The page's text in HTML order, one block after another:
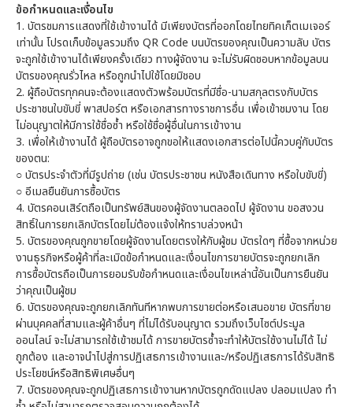
ข้อกำหนดและเงื่อนไข
1. บัตรชมการแสดงที่ใช้เข้างานได้ มีเพียงบัตรที่ออกโดยไทยทิคเก็ตเมเจอร์
เท่านั้น โปรดเก็บข้อมูลรวมถึง QR Code บนบัตรของคุณเป็นความลับ บัตร
จะถูกใช้เข้างานได้เพียงครั้งเดียว ทางผู้จัดงาน จะไม่รับผิดชอบหากข้อมูลบน
บัตรของคุณรั่วไหล หรือถูกนำไปใช้โดยมิชอบ
2. ผู้ถือบัตรทุกคนจะต้องแสดงตัวพร้อมบัตรที่มีชื่อ-นามสกุลตรงกับบัตร
ประชาชนใบขับขี่ พาสปอร์ต หรือเอกสารทางราชการอื่น เพื่อเข้าชมงาน โดย
ไม่อนุญาตให้มีการใช้ชื่อซ้ำ หรือใช้ชื่อผู้อื่นในการเข้างาน
3. เพื่อให้เข้างานได้ ผู้ถือบัตรอาจถูกขอให้แสดงเอกสารต่อไปนี้ควบคู่กับบัตร
ของตน:
○บัตรประจำตัวที่มีรูปถ่าย (เช่น บัตรประชาชน หนังสือเดินทาง หรือใบขับขี่)
○อีเมลยืนยันการซื้อบัตร
4. บัตรคอนเสิร์ตถือเป็นทรัพย์สินของผู้จัดงานตลอดไป ผู้จัดงาน ขอสงวน
สิทธิ์ในการยกเลิกบัตรโดยไม่ต้องแจ้งให้ทราบล่วงหน้า
5. บัตรของคุณถูกขายโดยผู้จัดงานโดยตรงให้กับผู้ชม บัตรใดๆ ที่ซื้อจากหน่วย
งานธุรกิจหรือผู้ค้าที่ละเมิดข้อกำหนดและเงื่อนไขการขายบัตรจะถูกยกเลิก
การซื้อบัตรถือเป็นการยอมรับข้อกำหนดและเงื่อนไขเหล่านี้อันเป็นการยืนยัน
ว่าคุณเป็นผู้ชม
6. บัตรของคุณจะถูกยกเลิกทันทีหากพบการขายต่อหรือเสนอขาย บัตรที่ขาย
ผ่านบุคคลที่สามและผู้ค้าอื่นๆ ที่ไม่ได้รับอนุญาต รวมถึงเว็บไซต์ประมูล
ออนไลน์ จะไม่สามารถใช้เข้าชมได้ การขายบัตรซ้ำจะทำให้บัตรใช้งานไม่ได้ ไม่
ถูกต้อง และอาจนำไปสู่การปฏิเสธการเข้างานและ/หรือปฏิเสธการได้รับสิทธิ
ประโยชน์หรือสิทธิพิเศษอื่นๆ
7. บัตรของคุณจะถูกปฏิเสธการเข้างานหากบัตรถูกดัดแปลง ปลอมแปลง ทำ